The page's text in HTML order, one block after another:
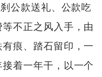
公款送礼、公款吃
不正之风入手，由
痕、踏石留印，一
着一年干，以一个